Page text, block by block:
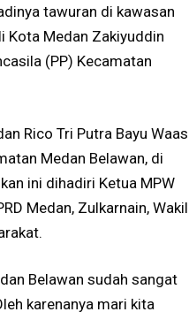
tawuran di kawasan
Kota Medan Zakiyuddin
(PP) Kecamatan
Rico Tri Putra Bayu Waas
Medan Belawan, di
ini dihadiri Ketua MPW
Medan, Zulkarnain, Wakil
Belawan sudah sangat
karenanya mari kita